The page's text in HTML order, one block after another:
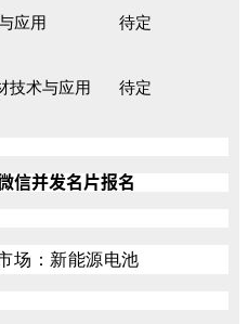
应用 待定
技术与应用 待定
信并发名片报名